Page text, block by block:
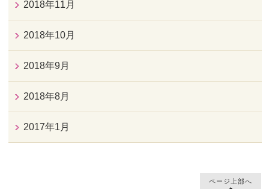
2018年11月
2018年10月
2018年9月
2018年8月
2017年1月
ページ上部へ